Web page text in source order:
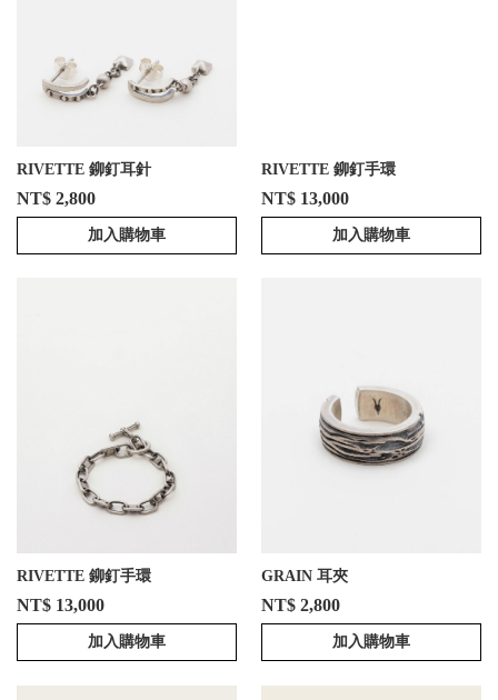
RIVETTE 鉚釘耳針
NT$ 2,800
加入購物車
RIVETTE 鉚釘手環
NT$ 13,000
加入購物車
RIVETTE 鉚釘手環
NT$ 13,000
加入購物車
GRAIN 耳夾
NT$ 2,800
加入購物車